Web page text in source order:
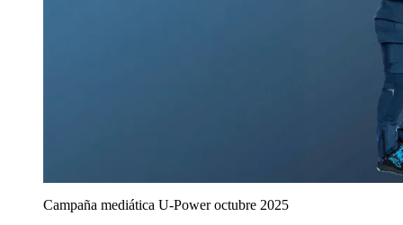
Campaña mediática U‑Power octubre 2025